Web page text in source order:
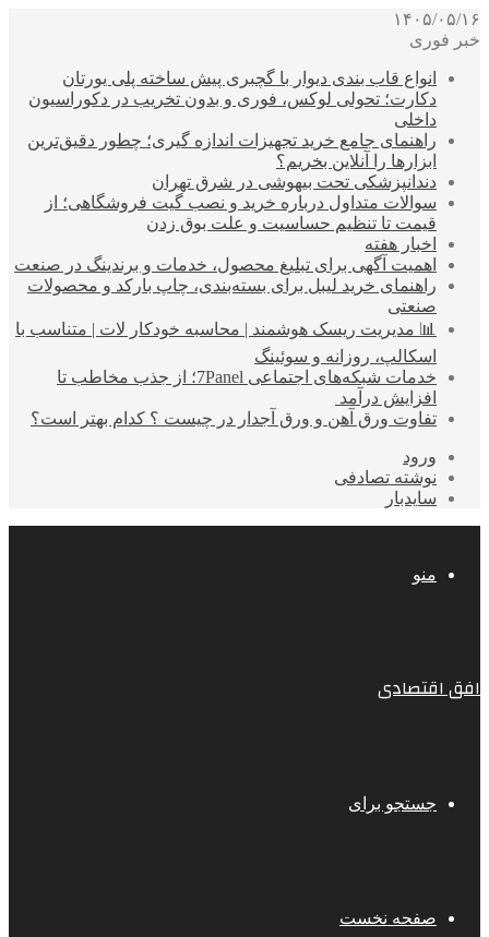
۱۴۰۵/۰۵/۱۶
خبر فوری
انواع قاب بندی دیوار با گچبری پیش ساخته پلی یورتان
دکارت؛ تحولی لوکس، فوری و بدون تخریب در دکوراسیون
داخلی
راهنمای جامع خرید تجهیزات اندازه گیری؛ چطور دقیق‌ترین
ابزارها را آنلاین بخریم؟
دندانپزشکی تحت بیهوشی در شرق تهران
سوالات متداول درباره خرید و نصب گیت فروشگاهی؛ از
قیمت تا تنظیم حساسیت و علت بوق زدن
اخبار هفته
اهمیت آگهی برای تبلیغ محصول، خدمات و برندینگ در صنعت
راهنمای خرید لیبل برای بسته‌بندی، چاپ بارکد و محصولات
صنعتی
📊 مدیریت ریسک هوشمند | محاسبه خودکار لات | متناسب با
اسکالپ، روزانه و سوئینگ
خدمات شبکه‌های اجتماعی 7Panel؛ از جذب مخاطب تا
افزایش درآمد
تفاوت ورق آهن و ورق آجدار در چیست ؟ کدام بهتر است؟
ورود
نوشته تصادفی
سایدبار
منو
افق اقتصادی
جستجو برای
صفحه نخست